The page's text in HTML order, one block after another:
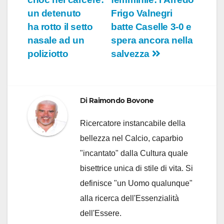
articoli
Frigo Valnegri
batte Caselle 3-0 e
spera ancora nella
salvezza
un detenuto
ha rotto il setto
nasale ad un
poliziotto
Di Raimondo Bovone
Ricercatore instancabile della
bellezza nel Calcio, caparbio
"incantato" dalla Cultura quale
bisettrice unica di stile di vita. Si
definisce "un Uomo qualunque"
alla ricerca dell'Essenzialità
dell'Essere.